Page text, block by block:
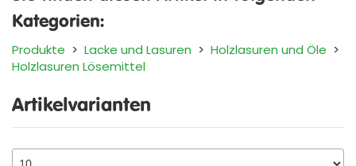
Kategorien:
Produkte > Lacke und Lasuren > Holzlasuren und Öle >
Holzlasuren Lösemittel
Artikelvarianten